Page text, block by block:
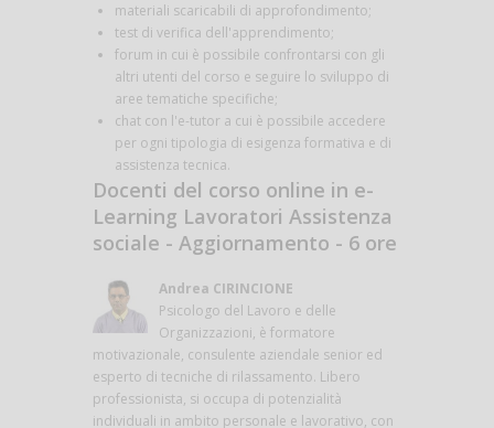
materiali scaricabili di approfondimento;
test di verifica dell'apprendimento;
forum in cui è possibile confrontarsi con gli
altri utenti del corso e seguire lo sviluppo di
aree tematiche specifiche;
chat con l'e-tutor a cui è possibile accedere
per ogni tipologia di esigenza formativa e di
assistenza tecnica.
Docenti del corso online in e-
Learning Lavoratori Assistenza
sociale - Aggiornamento - 6 ore
Andrea CIRINCIONE
Psicologo del Lavoro e delle
Organizzazioni, è formatore
motivazionale, consulente aziendale senior ed
esperto di tecniche di rilassamento. Libero
professionista, si occupa di potenzialità
individuali in ambito personale e lavorativo, con